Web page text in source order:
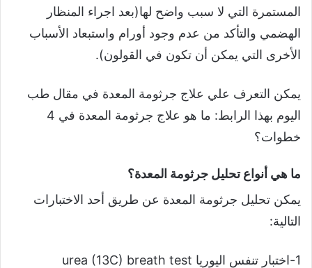
المستمرة التي لا سبب واضح لها(بعد اجراء المنظار
الهضمي والتأكد من عدم وجود أورام واستبعاد الأسباب
الأخرى التي يمكن أن تكون في القولون).
يمكن التعرف علي علاج جرثومة المعدة في مقال طب
اليوم بهذا الرابط: ما هو علاج جرثومة المعدة في 4
خطوات؟
ما هي أنواع تحليل جرثومة المعدة؟
يمكن تحليل جرثومة المعدة عن طريق أحد الاختبارات
التالية:
1-اختبار تنفس اليوريا urea (13C) breath test